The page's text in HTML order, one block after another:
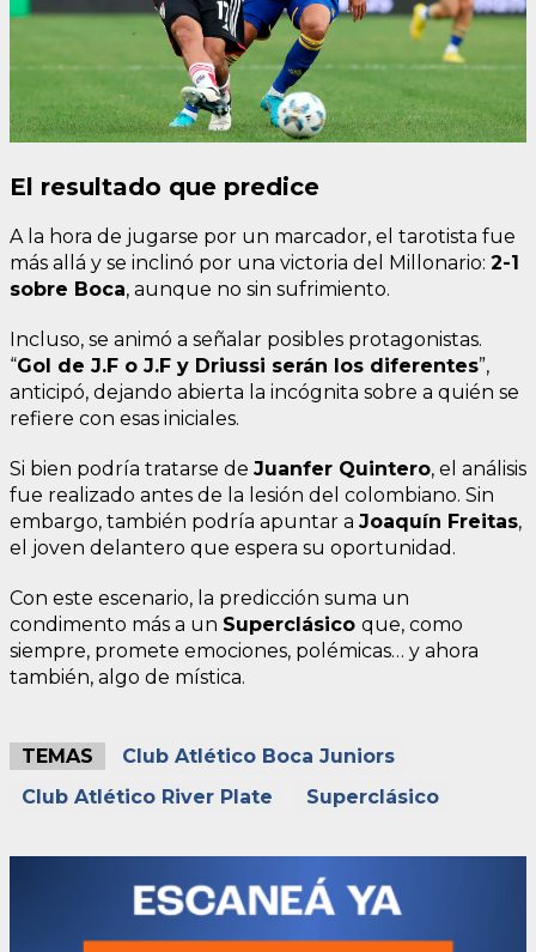
El resultado que predice
A la hora de jugarse por un marcador, el tarotista fue
más allá y se inclinó por una victoria del Millonario: 2-1
sobre Boca, aunque no sin sufrimiento.
Incluso, se animó a señalar posibles protagonistas.
“Gol de J.F o J.F y Driussi serán los diferentes”,
anticipó, dejando abierta la incógnita sobre a quién se
refiere con esas iniciales.
Si bien podría tratarse de Juanfer Quintero, el análisis
fue realizado antes de la lesión del colombiano. Sin
embargo, también podría apuntar a Joaquín Freitas,
el joven delantero que espera su oportunidad.
Con este escenario, la predicción suma un
condimento más a un Superclásico que, como
siempre, promete emociones, polémicas… y ahora
también, algo de mística.
TEMAS
Club Atlético Boca Juniors
Club Atlético River Plate
Superclásico